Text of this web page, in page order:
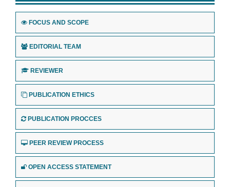
FOCUS AND SCOPE
EDITORIAL TEAM
REVIEWER
PUBLICATION ETHICS
PUBLICATION PROCCES
PEER REVIEW PROCESS
OPEN ACCESS STATEMENT